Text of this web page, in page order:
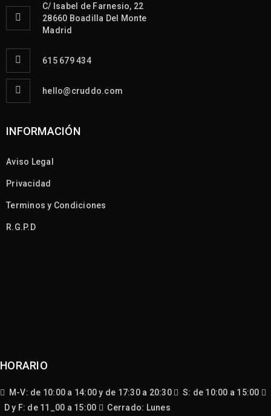
C/ Isabel de Farnesio, 22
28660 Boadilla Del Monte
Madrid
615 679 434
hello@cruddo.com
INFORMACIÓN
Aviso Legal
Privacidad
Terminos y Condiciones
R.G.P.D
HORARIO
M-V: de 10:00 a 14:00 y de 17:30 a 20:30
S: de 10:00 a 15:00
D y F: de 11_00 a 15:00
Cerrado: Lunes